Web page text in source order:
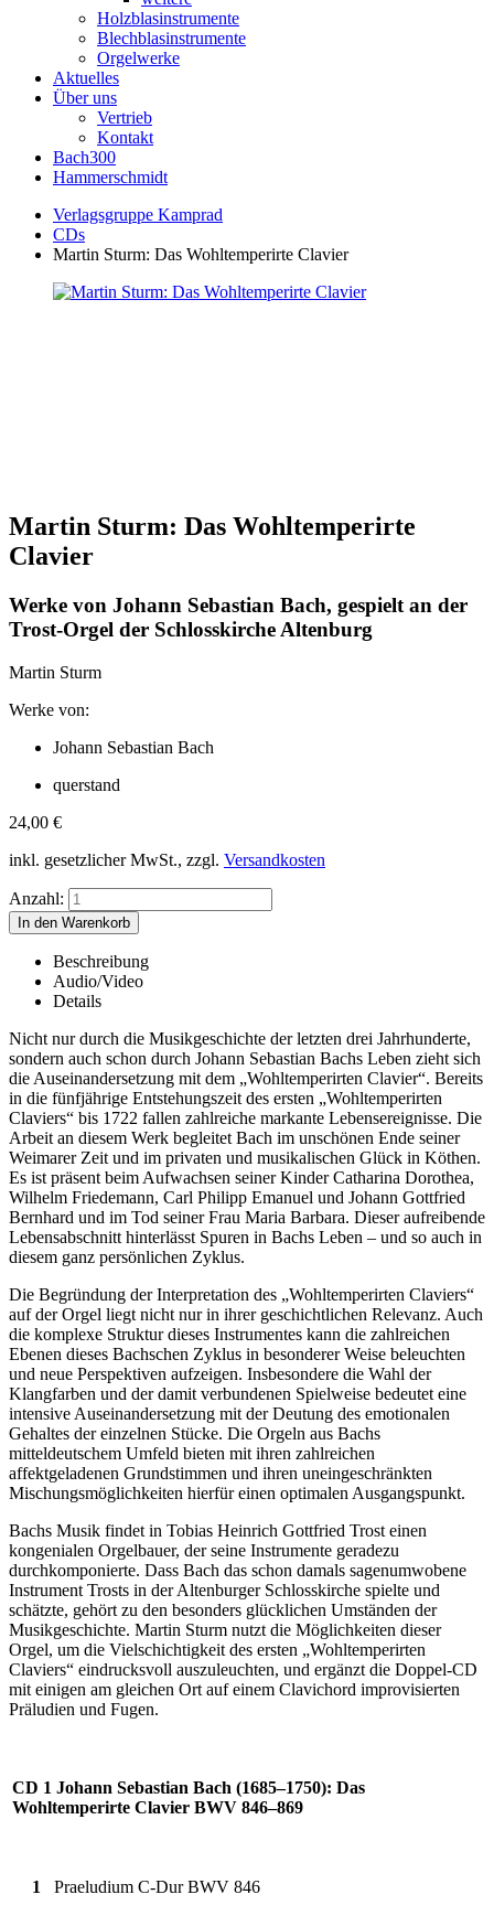
Holzblasinstrumente
Blechblasinstrumente
Orgelwerke
Aktuelles
Über uns
Vertrieb
Kontakt
Bach300
Hammerschmidt
Verlagsgruppe Kamprad
CDs
Martin Sturm: Das Wohltemperirte Clavier
Martin Sturm: Das Wohltemperirte
Clavier
Werke von Johann Sebastian Bach, gespielt an der
Trost-Orgel der Schlosskirche Altenburg
Martin Sturm
Werke von:
Johann Sebastian Bach
querstand
24,00 €
inkl. gesetzlicher MwSt., zzgl. Versandkosten
Anzahl:
Beschreibung
Audio/Video
Details
Nicht nur durch die Musikgeschichte der letzten drei Jahrhunderte,
sondern auch schon durch Johann Sebastian Bachs Leben zieht sich
die Auseinandersetzung mit dem „Wohltemperirten Clavier“. Bereits
in die fünfjährige Entstehungszeit des ersten „Wohltemperirten
Claviers“ bis 1722 fallen zahlreiche markante Lebensereignisse. Die
Arbeit an diesem Werk begleitet Bach im unschönen Ende seiner
Weimarer Zeit und im privaten und musikalischen Glück in Köthen.
Es ist präsent beim Aufwachsen seiner Kinder Catharina Dorothea,
Wilhelm Friedemann, Carl Philipp Emanuel und Johann Gottfried
Bernhard und im Tod seiner Frau Maria Barbara. Dieser aufreibende
Lebensabschnitt hinterlässt Spuren in Bachs Leben – und so auch in
diesem ganz persönlichen Zyklus.
Die Begründung der Interpretation des „Wohltemperirten Claviers“
auf der Orgel liegt nicht nur in ihrer geschichtlichen Relevanz. Auch
die komplexe Struktur dieses Instrumentes kann die zahlreichen
Ebenen dieses Bachschen Zyklus in besonderer Weise beleuchten
und neue Perspektiven aufzeigen. Insbesondere die Wahl der
Klangfarben und der damit verbundenen Spielweise bedeutet eine
intensive Auseinandersetzung mit der Deutung des emotionalen
Gehaltes der einzelnen Stücke. Die Orgeln aus Bachs
mitteldeutschem Umfeld bieten mit ihren zahlreichen
affektgeladenen Grundstimmen und ihren uneingeschränkten
Mischungsmöglichkeiten hierfür einen optimalen Ausgangspunkt.
Bachs Musik findet in Tobias Heinrich Gottfried Trost einen
kongenialen Orgelbauer, der seine Instrumente geradezu
durchkomponierte. Dass Bach das schon damals sagenumwobene
Instrument Trosts in der Altenburger Schlosskirche spielte und
schätzte, gehört zu den besonders glücklichen Umständen der
Musikgeschichte. Martin Sturm nutzt die Möglichkeiten dieser
Orgel, um die Vielschichtigkeit des ersten „Wohltemperirten
Claviers“ eindrucksvoll auszuleuchten, und ergänzt die Doppel-CD
mit einigen am gleichen Ort auf einem Clavichord improvisierten
Präludien und Fugen.
CD 1 Johann Sebastian Bach (1685–1750): Das
Wohltemperirte Clavier BWV 846–869
1 Praeludium C-Dur BWV 846